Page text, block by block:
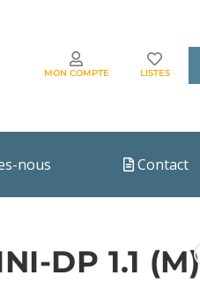
MON COMPTE LISTES
nous Contact
DP 1.1 (M)